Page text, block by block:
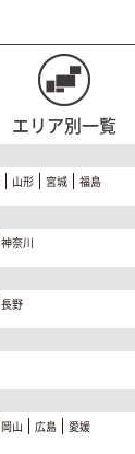
エリア別一覧
山形 宮城 福島
神奈川
長野
岡山 広島 愛媛